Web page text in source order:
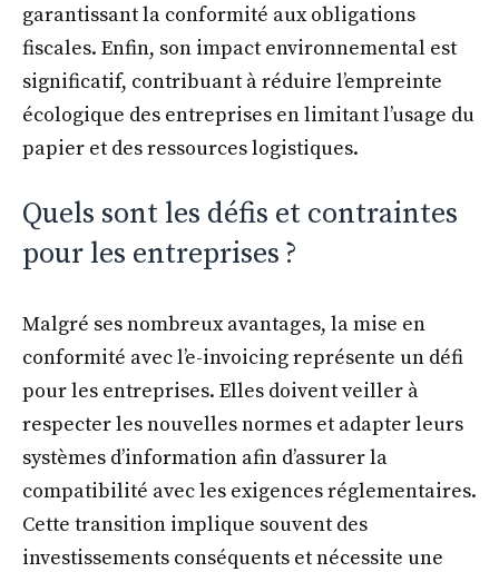
garantissant la conformité aux obligations
fiscales. Enfin, son impact environnemental est
significatif, contribuant à réduire l’empreinte
écologique des entreprises en limitant l’usage du
papier et des ressources logistiques.
Quels sont les défis et contraintes
pour les entreprises ?
Malgré ses nombreux avantages, la mise en
conformité avec l’e-invoicing représente un défi
pour les entreprises. Elles doivent veiller à
respecter les nouvelles normes et adapter leurs
systèmes d’information afin d’assurer la
compatibilité avec les exigences réglementaires.
Cette transition implique souvent des
investissements conséquents et nécessite une